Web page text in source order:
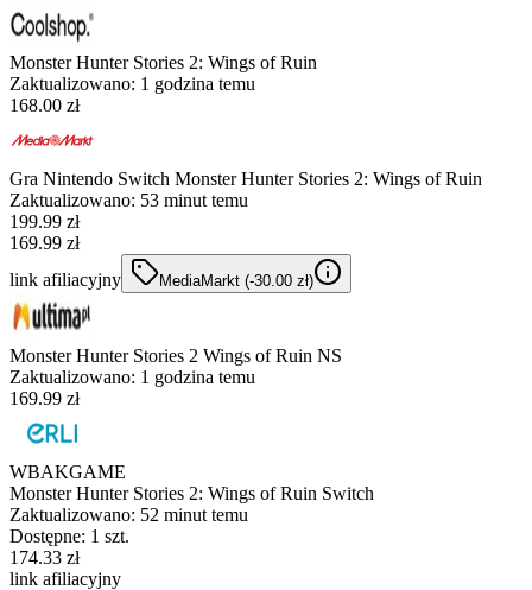
Monster Hunter Stories 2: Wings of Ruin
Zaktualizowano: 1 godzina temu
168.00 zł
Gra Nintendo Switch Monster Hunter Stories 2: Wings of Ruin
Zaktualizowano: 53 minut temu
199.99 zł
169.99 zł
link afiliacyjny
MediaMarkt (-30.00 zł)
Monster Hunter Stories 2 Wings of Ruin NS
Zaktualizowano: 1 godzina temu
169.99 zł
WBAKGAME
Monster Hunter Stories 2: Wings of Ruin Switch
Zaktualizowano: 52 minut temu
Dostępne: 1 szt.
174.33 zł
link afiliacyjny